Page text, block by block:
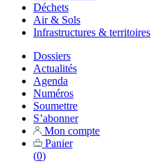
Déchets
Air & Sols
Infrastructures & territoires
Dossiers
Actualités
Agenda
Numéros
Soumettre
S’abonner
Mon compte
Panier
(0)